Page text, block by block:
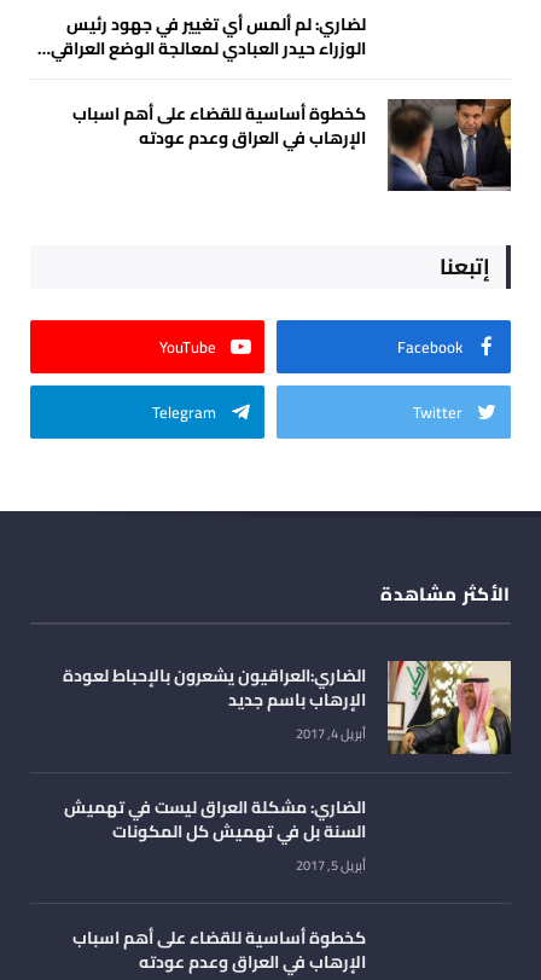
لضاري: لم ألمس أي تغيير في جهود رئيس
الوزراء حيدر العبادي لمعالجة الوضع العراقي…
كخطوة أساسية للقضاء على أهم اسباب
الإرهاب في العراق وعدم عودته
إتبعنا
Facebook
YouTube
Twitter
Telegram
الأكثر مشاهدة
الضاري:العراقيون يشعرون بالإحباط لعودة
الإرهاب باسم جديد
أبريل 4, 2017
الضاري: مشكلة العراق ليست في تهميش
السنة بل في تهميش كل المكونات
أبريل 5, 2017
كخطوة أساسية للقضاء على أهم اسباب
الإرهاب في العراق وعدم عودته